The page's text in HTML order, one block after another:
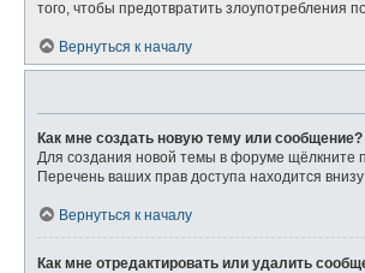
того, чтобы предотвратить злоупотребления
Вернуться к началу
Как мне создать новую тему или сообщение?
Для создания новой темы в форуме щёлкните
Перечень ваших прав доступа находится
Вернуться к началу
Как мне отредактировать или удалить